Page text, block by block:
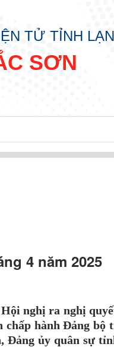
TỬ TỈNH
SƠN
4 năm 2025
nghị ra nghị
chấp hành Đảng
Đảng ủy quân sự